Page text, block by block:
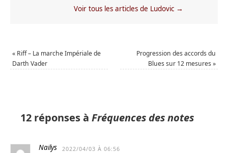
Voir tous les articles de Ludovic →
« Riff – La marche Impériale de
Darth Vader
Progression des accords du
Blues sur 12 mesures»
12 réponses àFréquences des notes
Nailys 2022/04/03 À 06:56